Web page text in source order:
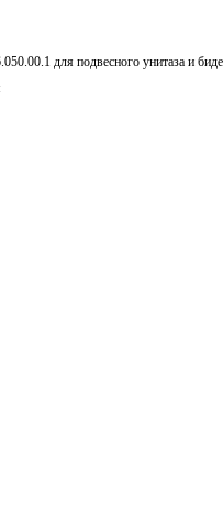
для подвесного унитаза и биде